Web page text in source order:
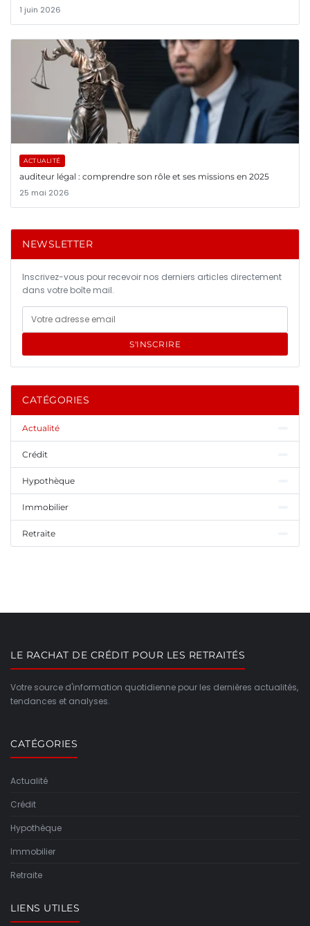
1 juin 2026
ACTUALITÉ
auditeur légal : comprendre son rôle et ses missions en 2025
25 mai 2026
NEWSLETTER
Inscrivez-vous pour recevoir nos derniers articles directement
dans votre boîte mail.
S'INSCRIRE
CATÉGORIES
Actualité
Crédit
Hypothèque
Immobilier
Retraite
LE RACHAT DE CRÉDIT POUR LES RETRAITÉS
Votre source d'information quotidienne pour les dernières actualités,
tendances et analyses.
CATÉGORIES
Actualité
Crédit
Hypothèque
Immobilier
Retraite
LIENS UTILES